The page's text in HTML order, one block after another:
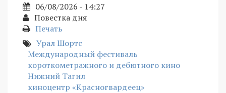
06/08/2026 - 14:27
Повестка дня
Печать
Урал Шортс
Международный фестиваль
короткометражного и дебютного кино
Нижний Тагил
киноцентр «Красногвардеец»